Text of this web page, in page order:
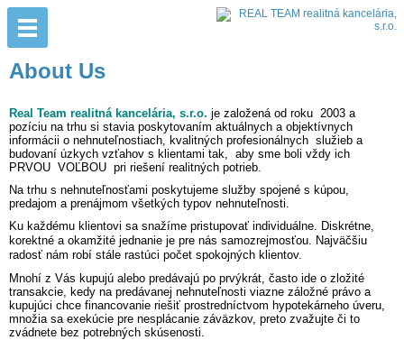
About Us
Real Team realitná kancelária, s.r.o. je založená od roku 2003 a
pozíciu na trhu si stavia poskytovaním aktuálnych a objektívnych
informácii o nehnuteľnostiach, kvalitných profesionálnych služieb a
budovaní úzkych vzťahov s klientami tak, aby sme boli vždy ich
PRVOU VOĽBOU pri riešení realitných potrieb.
Na trhu s nehnuteľnosťami poskytujeme služby spojené s kúpou,
predajom a prenájmom všetkých typov nehnuteľnosti.
Ku každému klientovi sa snažíme pristupovať individuálne. Diskrétne,
korektné a okamžité jednanie je pre nás samozrejmosťou. Najväčšiu
radosť nám robí stále rastúci počet spokojných klientov.
Mnohí z Vás kupujú alebo predávajú po prvýkrát, často ide o zložité
transakcie, kedy na predávanej nehnuteľnosti viazne záložné právo a
kupujúci chce financovanie riešiť prostredníctvom hypotekárneho úveru,
množia sa exekúcie pre nesplácanie záväzkov, preto zvažujte či to
zvádnete bez potrebných skúsenosti.